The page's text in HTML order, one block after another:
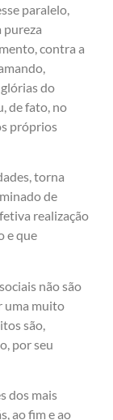
paralelo,
pureza
contra a
do
de fato, no
próprios
torna
de
realização
e que
não são
uma muito
são,
por seu
dos mais
ao fim e ao